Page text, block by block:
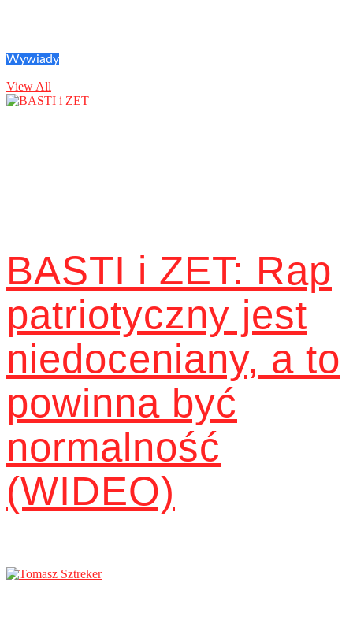
Wywiady
View All
BASTI i ZET: Rap
patriotyczny jest
niedoceniany, a to
powinna być
normalność
(WIDEO)